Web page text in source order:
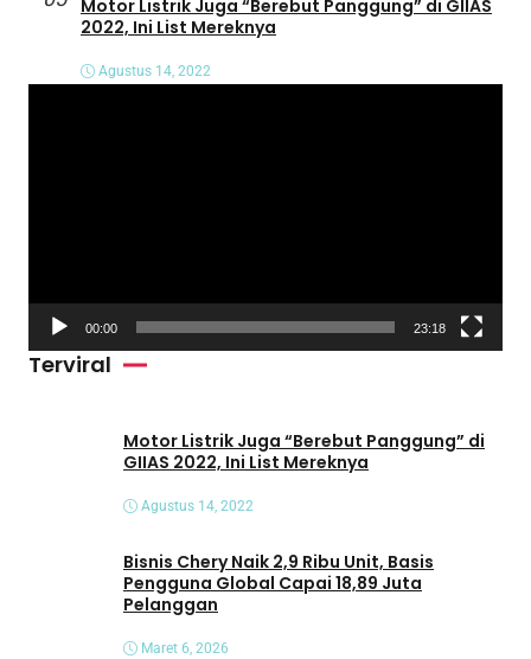
Motor Listrik Juga “Berebut Panggung” di GIIAS
2022, Ini List Mereknya
Agustus 14, 2022
d
00:00 23:18
Terviral
Motor Listrik Juga “Berebut Panggung” di
GIIAS 2022, Ini List Mereknya
Agustus 14, 2022
Bisnis Chery Naik 2,9 Ribu Unit, Basis
Pengguna Global Capai 18,89 Juta
Pelanggan
Maret 6, 2026